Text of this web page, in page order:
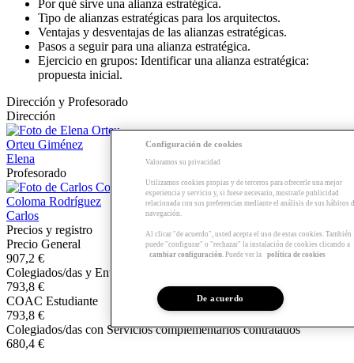
Por qué sirve una alianza estratégica.
Tipo de alianzas estratégicas para los arquitectos.
Ventajas y desventajas de las alianzas estratégicas.
Pasos a seguir para una alianza estratégica.
Ejercicio en grupos: Identificar una alianza estratégica:
propuesta inicial.
Dirección y Profesorado
Dirección
Orteu Giménez
Elena
Profesorado
Coloma Rodríguez
Carlos
Precios y registro
Precio General
907,2 €
Colegiados/das y Entidades colaboradoras
793,8 €
COAC Estudiante
793,8 €
Colegiados/das con Servicios complementarios contratados
680,4 €
Configuración de cookies
Valoramos su privacidad
Utilizamos cookies propias y de terceros para ofrecerle una mejor
experiencia y servicio y, si fuese necesario, mostrarle publicidad
relacionada con sus preferencias mediante el análisis de sus hábitos
navegación.
Al clicar "de acuerdo", usted acepta el uso de estas cookies. También
puede "configurar" o "rechazar" la instalación de cookies clicando a
cambiar configuración. Puede ver la política de cookies
De acuerdo